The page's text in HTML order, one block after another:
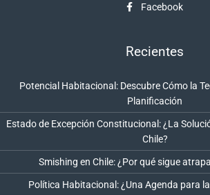
Facebook
Recientes
Potencial Habitacional: Descubre Cómo la
Planificación
Estado de Excepción Constitucional: ¿La
Chile?
Smishing en Chile: ¿Por qué sigue
Política Habitacional: ¿Una Agenda para